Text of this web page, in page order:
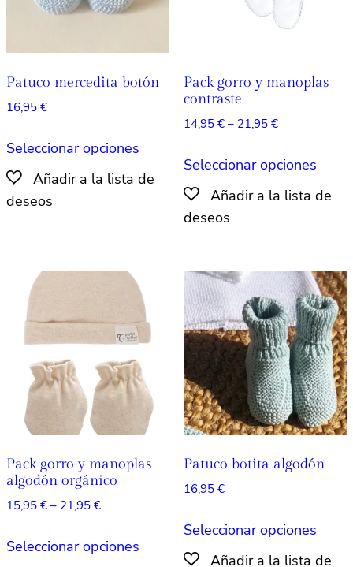
Patuco mercedita botón
16,95€
Seleccionar opciones producto
tiene
múltiples
variantes.
se
pueden
elegir
la
página
de
Pack gorro y manoplas
contraste
14,95€ – 21,95€Rango
precios:
14,95 €
Seleccionar opciones
tiene
se
elegir
en
la
de
Pack gorro y manoplas
algodón orgánico
15,95€– 21,95€Rango
precios:
Seleccionar opciones producto
Patuco botita algodón
16,95€
Seleccionar opciones
tiene